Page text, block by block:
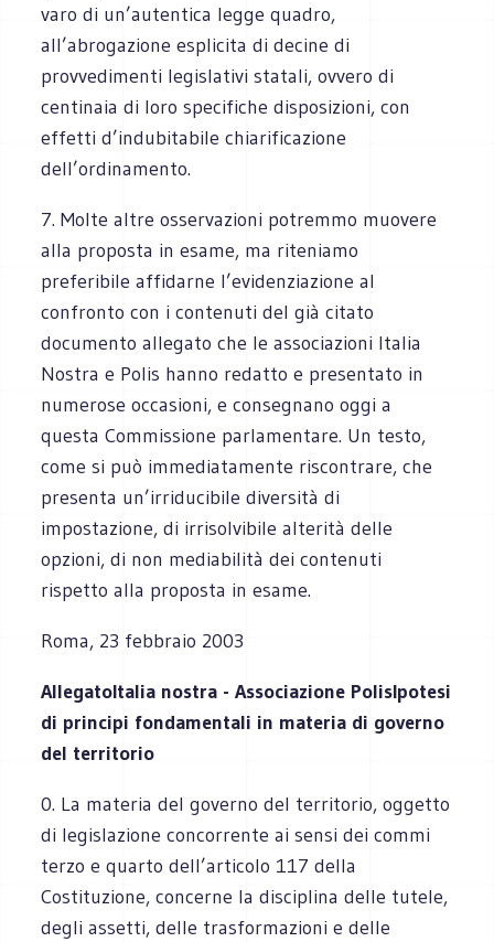
varo di un’autentica legge quadro,
all’abrogazione esplicita di decine di
provvedimenti legislativi statali, ovvero di
centinaia di loro specifiche disposizioni, con
effetti d’indubitabile chiarificazione
dell’ordinamento.
7. Molte altre osservazioni potremmo muovere
alla proposta in esame, ma riteniamo
preferibile affidarne l’evidenziazione al
confronto con i contenuti del già citato
documento allegato che le associazioni Italia
Nostra e Polis hanno redatto e presentato in
numerose occasioni, e consegnano oggi a
questa Commissione parlamentare. Un testo,
come si può immediatamente riscontrare, che
presenta un’irriducibile diversità di
impostazione, di irrisolvibile alterità delle
opzioni, di non mediabilità dei contenuti
rispetto alla proposta in esame.
Roma, 23 febbraio 2003
AllegatoItalia nostra - Associazione PolisIpotesi
di principi fondamentali in materia di governo
del territorio
0. La materia del governo del territorio, oggetto
di legislazione concorrente ai sensi dei commi
terzo e quarto dell’articolo 117 della
Costituzione, concerne la disciplina delle tutele,
degli assetti, delle trasformazioni e delle